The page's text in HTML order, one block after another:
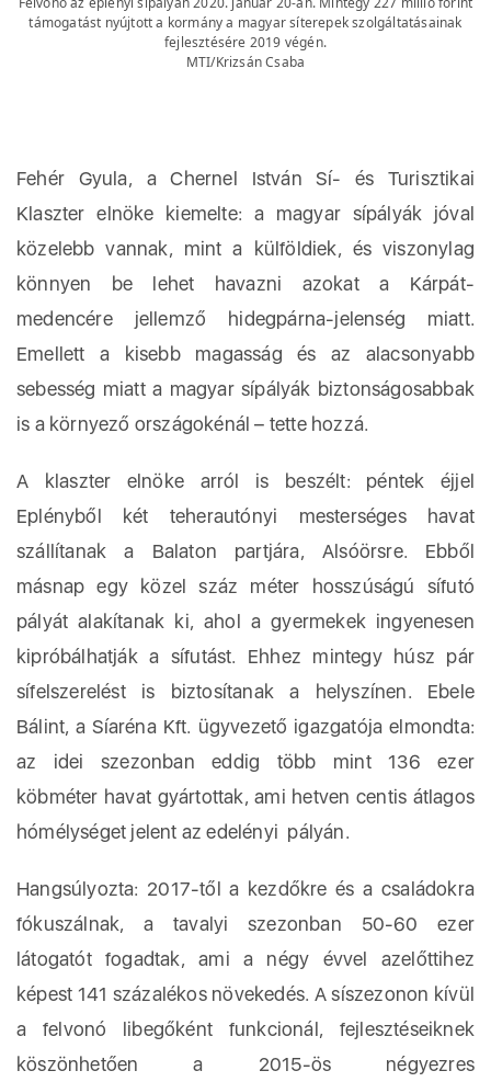
támogatást nyújtott a kormány a magyar síterepek szolgáltatásainak
fejlesztésére 2019 végén.
MTI/Krizsán Csaba
Fehér Gyula, a Chernel István Sí- és Turisztikai
Klaszter elnöke kiemelte: a magyar sípályák jóval
közelebb vannak, mint a külföldiek, és viszonylag
könnyen be lehet havazni azokat a Kárpát-
medencére jellemző hidegpárna-jelenség miatt.
Emellett a kisebb magasság és az alacsonyabb
sebesség miatt a magyar sípályák biztonságosabbak
is a környező országokénál – tette hozzá.
A klaszter elnöke arról is beszélt: péntek éjjel
Eplényből két teherautónyi mesterséges havat
szállítanak a Balaton partjára, Alsóörsre. Ebből
másnap egy közel száz méter hosszúságú sífutó
pályát alakítanak ki, ahol a gyermekek ingyenesen
kipróbálhatják a sífutást. Ehhez mintegy húsz pár
sífelszerelést is biztosítanak a helyszínen. Ebele
Bálint, a Síaréna Kft. ügyvezető igazgatója elmondta:
az idei szezonban eddig több mint 136 ezer
köbméter havat gyártottak, ami hetven centis átlagos
hómélységet jelent az edelényi pályán.
Hangsúlyozta: 2017-től a kezdőkre és a családokra
fókuszálnak, a tavalyi szezonban 50-60 ezer
látogatót fogadtak, ami a négy évvel azelőttihez
képest 141 százalékos növekedés. A síszezonon kívül
a felvonó libegőként funkcionál, fejlesztéseiknek
köszönhetően a 2015-ös négyezres